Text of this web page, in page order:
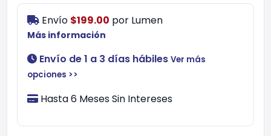
Envío $199.00 por Lumen
Más información
Envío de 1 a 3 días hábiles Ver más
opciones >>
Hasta 6 Meses Sin Intereses